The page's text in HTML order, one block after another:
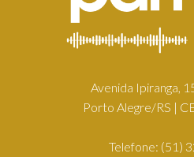
Avenida Ipiranga,
Porto Alegre/RS |
Telefone: (51)